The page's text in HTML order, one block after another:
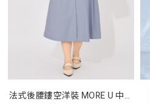
法式後腰鏤空洋裝 MORE U 中大